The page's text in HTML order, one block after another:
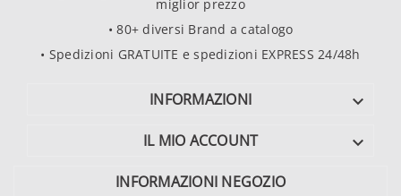
miglior prezzo
• 80+ diversi Brand a catalogo
• Spedizioni GRATUITE e spedizioni EXPRESS 24/48h
INFORMAZIONI 
IL MIO ACCOUNT 
INFORMAZIONI NEGOZIO